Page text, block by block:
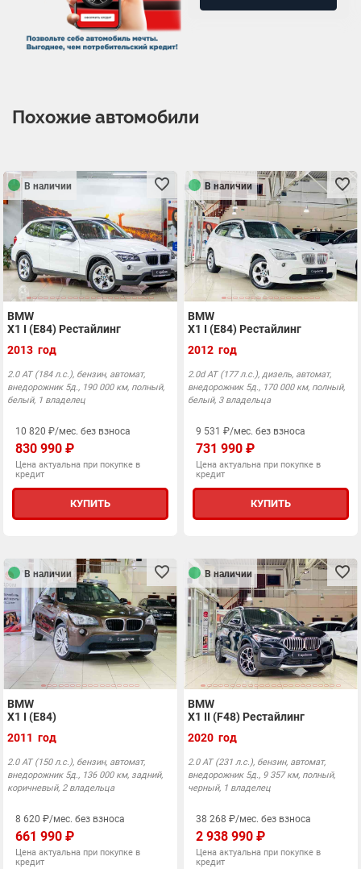
Похожие автомобили
В наличии
BMW
X1 I (E84) Рестайлинг
2013 год
2.0 АТ (184 л.с.), бензин, автомат,
внедорожник 5д., 190 000 км, полный,
белый, 1 владелец
10 820 ₽/мес. без взноса
830 990 ₽
Цена актуальна при покупке в
кредит
КУПИТЬ
В наличии
BMW
X1 I (E84) Рестайлинг
2012 год
2.0d АТ (177 л.с.), дизель, автомат,
внедорожник 5д., 170 000 км, полный,
белый, 3 владельца
9 531 ₽/мес. без взноса
731 990 ₽
Цена актуальна при покупке в
кредит
КУПИТЬ
В наличии
BMW
X1 I (E84)
2011 год
2.0 AT (150 л.с.), бензин, автомат,
внедорожник 5д., 136 000 км, задний,
коричневый, 2 владельца
8 620 ₽/мес. без взноса
661 990 ₽
Цена актуальна при покупке в
кредит
В наличии
BMW
X1 II (F48) Рестайлинг
2020 год
2.0 АТ (231 л.с.), бензин, автомат,
внедорожник 5д., 9 357 км, полный,
черный, 1 владелец
38 268 ₽/мес. без взноса
2 938 990 ₽
Цена актуальна при покупке в
кредит